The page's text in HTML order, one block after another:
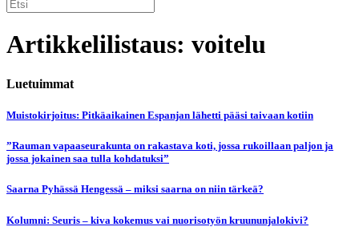
Artikkelilistaus: voitelu
Luetuimmat
Muistokirjoitus: Pitkäaikainen Espanjan lähetti pääsi taivaan kotiin
”Rauman vapaaseurakunta on rakastava koti, jossa rukoillaan paljon ja
jossa jokainen saa tulla kohdatuksi”
Saarna Pyhässä Hengessä – miksi saarna on niin tärkeä?
Kolumni: Seuris – kiva kokemus vai nuorisotyön kruununjalokivi?